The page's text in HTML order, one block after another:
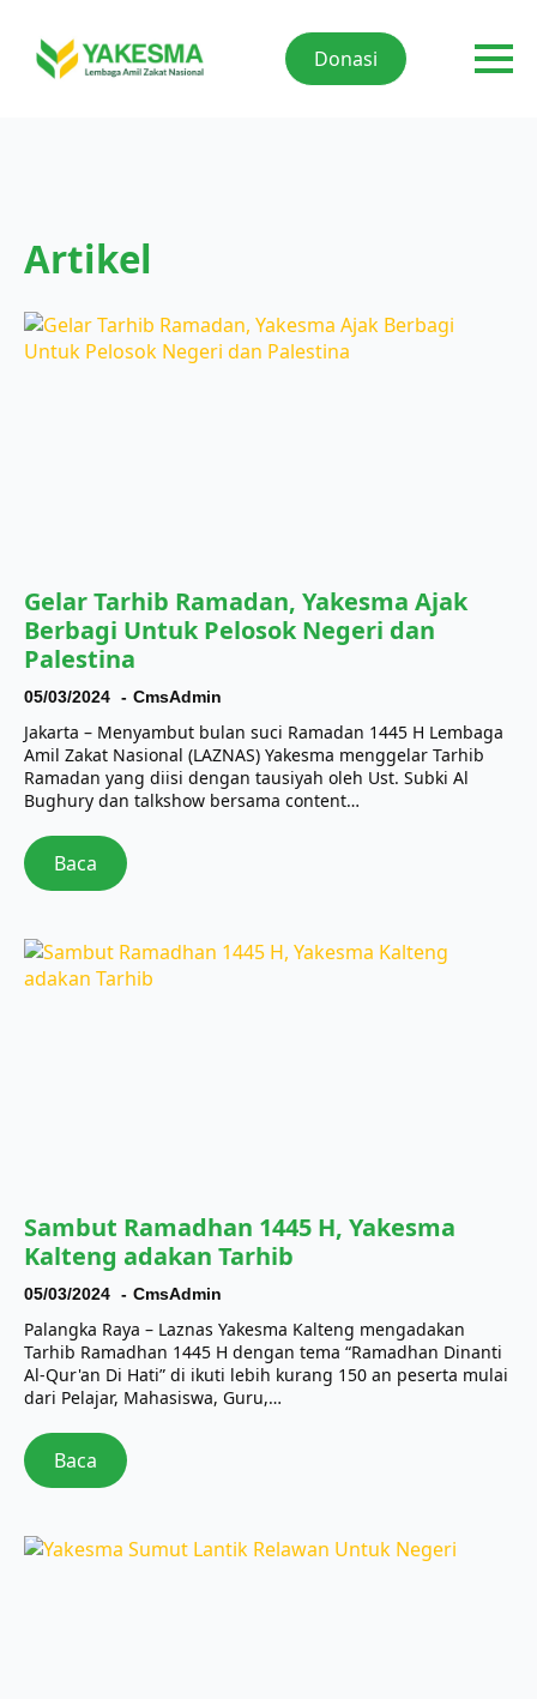
Donasi
Artikel
Gelar Tarhib Ramadan, Yakesma Ajak
Berbagi Untuk Pelosok Negeri dan
Palestina
05/03/2024 CmsAdmin
Jakarta – Menyambut bulan suci Ramadan 1445 H Lembaga
Amil Zakat Nasional (LAZNAS) Yakesma menggelar Tarhib
Ramadan yang diisi dengan tausiyah oleh Ust. Subki Al
Bughury dan talkshow bersama content…
Baca
Sambut Ramadhan 1445 H, Yakesma
Kalteng adakan Tarhib
05/03/2024 CmsAdmin
Palangka Raya – Laznas Yakesma Kalteng mengadakan
Tarhib Ramadhan 1445 H dengan tema “Ramadhan Dinanti
Al-Qur'an Di Hati” di ikuti lebih kurang 150 an peserta mulai
dari Pelajar, Mahasiswa, Guru,…
Baca